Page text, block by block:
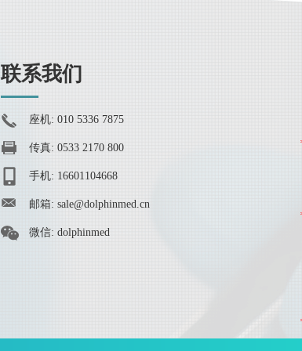
联系我们
座机: 010 5336 7875
传真: 0533 2170 800
手机: 16601104668
邮箱: sale@dolphinmed.cn
微信: dolphinmed